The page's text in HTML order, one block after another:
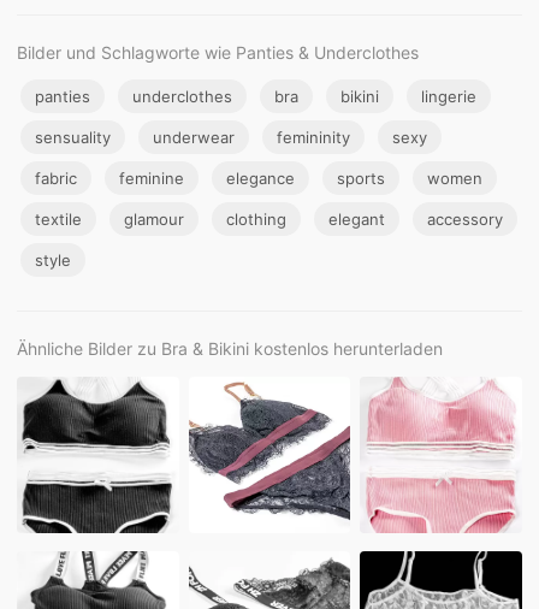
Bilder und Schlagworte wie Panties & Underclothes
panties underclothes bra bikini lingerie
sensuality underwear femininity sexy
fabric feminine elegance sports women
textile glamour clothing elegant accessory
style
Ähnliche Bilder zu Bra & Bikini kostenlos herunterladen